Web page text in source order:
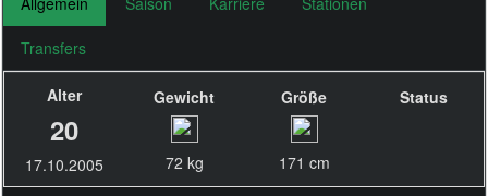
Transfers
Alter
20
17.10.2005
Gewicht
72 kg
Größe
171 cm
Status